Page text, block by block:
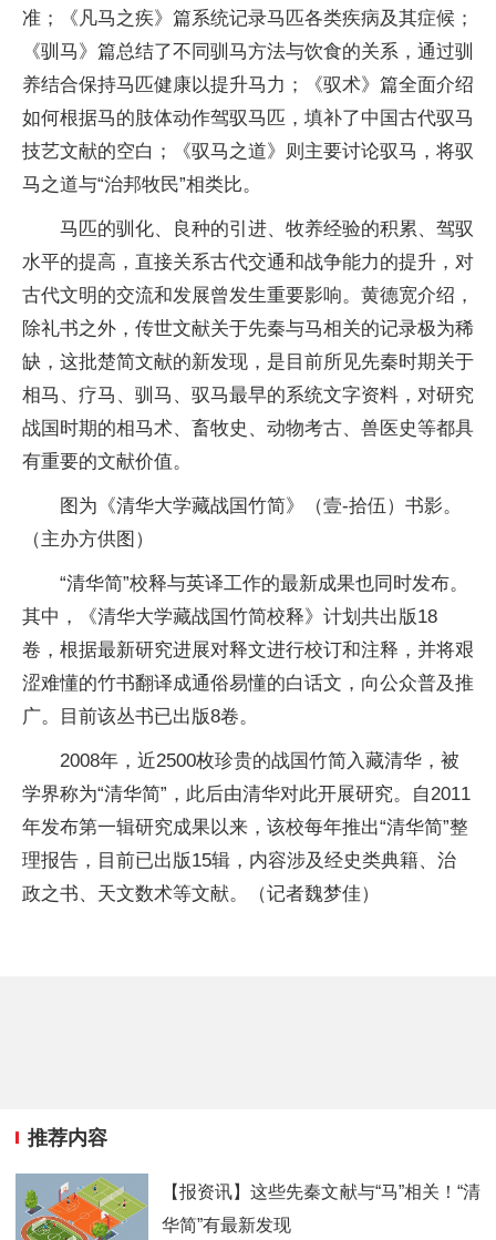
准；《凡马之疾》篇系统记录马匹各类疾病及其症候；
《驯马》篇总结了不同驯马方法与饮食的关系，通过驯
养结合保持马匹健康以提升马力；《驭术》篇全面介绍
如何根据马的肢体动作驾驭马匹，填补了中国古代驭马
技艺文献的空白；《驭马之道》则主要讨论驭马，将驭
马之道与“治邦牧民”相类比。
马匹的驯化、良种的引进、牧养经验的积累、驾驭
水平的提高，直接关系古代交通和战争能力的提升，对
古代文明的交流和发展曾发生重要影响。黄德宽介绍，
除礼书之外，传世文献关于先秦与马相关的记录极为稀
缺，这批楚简文献的新发现，是目前所见先秦时期关于
相马、疗马、驯马、驭马最早的系统文字资料，对研究
战国时期的相马术、畜牧史、动物考古、兽医史等都具
有重要的文献价值。
图为《清华大学藏战国竹简》（壹-拾伍）书影。
（主办方供图）
“清华简”校释与英译工作的最新成果也同时发布。
其中，《清华大学藏战国竹简校释》计划共出版18
卷，根据最新研究进展对释文进行校订和注释，并将艰
涩难懂的竹书翻译成通俗易懂的白话文，向公众普及推
广。目前该丛书已出版8卷。
2008年，近2500枚珍贵的战国竹简入藏清华，被
学界称为“清华简”，此后由清华对此开展研究。自2011
年发布第一辑研究成果以来，该校每年推出“清华简”整
理报告，目前已出版15辑，内容涉及经史类典籍、治
政之书、天文数术等文献。（记者魏梦佳）
推荐内容
【报资讯】这些先秦文献与“马”相关！“清
华简”有最新发现